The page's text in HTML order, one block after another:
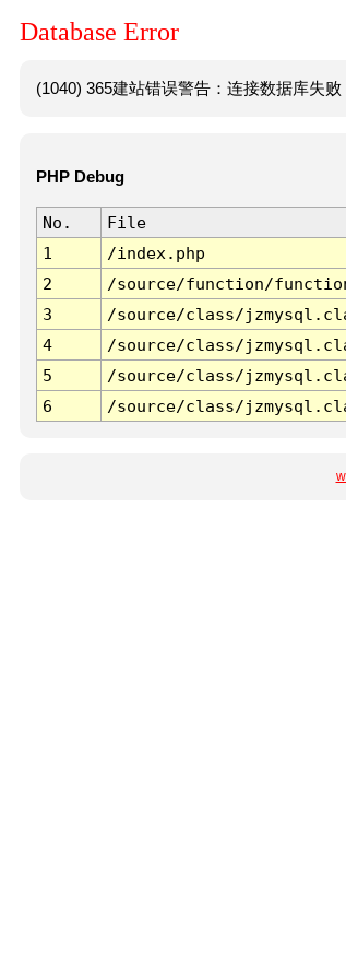
Database Error
(1040) 365建站错误警告：连接数据库失
PHP Debug
No. File
1
/index.php
2
/source/function/
3
/source/class/
4
/source/class/
5
/source/class/
6
/source/class/